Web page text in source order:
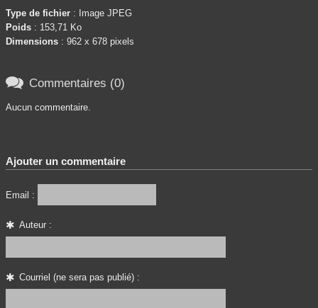
Type de fichier : Image JPEG
Poids : 153,71 Ko
Dimensions : 962 x 678 pixels
 Commentaires (0)
Aucun commentaire.
Ajouter un commentaire
Email :
Auteur :
Courriel (ne sera pas publié) :